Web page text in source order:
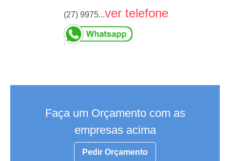
(27) 9975...ver telefone
Faça um Orçamento com as
empresas acima
Pedir Orçamento